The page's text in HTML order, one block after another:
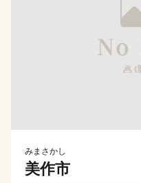
みまさかし
美作市